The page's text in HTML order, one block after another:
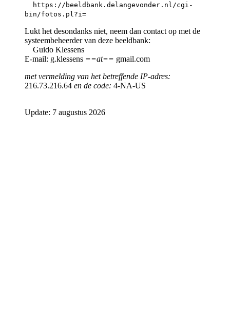
https://beeldbank.delangevonder.nl/cgi-
bin/fotos.pl?i=
Lukt het desondanks niet, neem dan contact op met de
systeembeheerder van deze beeldbank:
Guido Klessens
E-mail: g.klessens ==at== gmail.com
met vermelding van het betreffende IP-adres:
216.73.216.64 en de code: 4-NA-US
Update: 7 augustus 2026